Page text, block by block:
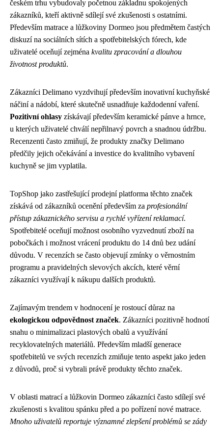
českém trhu vybudovaly početnou základnu spokojených
zákazníků, kteří aktivně sdílejí své zkušenosti s ostatními.
Především matrace a lůžkoviny Dormeo jsou předmětem častých
diskuzí na sociálních sítích a spotřebitelských fórech, kde
uživatelé oceňují zejména kvalitu zpracování a dlouhou
životnost produktů.
Zákazníci Delimano vyzdvihují především inovativní kuchyňské
náčiní a nádobí, které skutečně usnadňuje každodenní vaření.
Pozitivní ohlasy získávají především keramické pánve a hrnce,
u kterých uživatelé chválí nepřilnavý povrch a snadnou údržbu.
Recenzenti často zmiňují, že produkty značky Delimano
předčily jejich očekávání a investice do kvalitního vybavení
kuchyně se jim vyplatila.
TopShop jako zastřešující prodejní platforma těchto značek
získává od zákazníků ocenění především za profesionální
přístup zákaznického servisu a rychlé vyřízení reklamací.
Spotřebitelé oceňují možnost osobního vyzvednutí zboží na
pobočkách i možnost vrácení produktu do 14 dnů bez udání
důvodu. V recenzích se často objevují zmínky o věrnostním
programu a pravidelných slevových akcích, které věrní
zákazníci využívají k nákupu dalších produktů.
Zajímavým trendem v hodnocení je rostoucí důraz na
ekologickou odpovědnost značek. Zákazníci pozitivně hodnotí
snahu o minimalizaci plastových obalů a využívání
recyklovatelných materiálů. Především mladší generace
spotřebitelů ve svých recenzích zmiňuje tento aspekt jako jeden
z důvodů, proč si vybrali právě produkty těchto značek.
V oblasti matrací a lůžkovin Dormeo zákazníci často sdílejí své
zkušenosti s kvalitou spánku před a po pořízení nové matrace.
Mnoho uživatelů reportuje významné zlepšení problémů se zády